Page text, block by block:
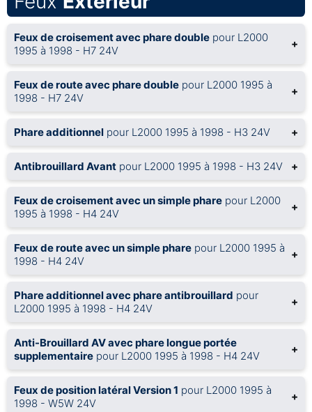
Feux de croisement avec phare double pour L2000
1995 à 1998 - H7 24V
+
Feux de route avec phare double pour L2000 1995 à
1998 - H7 24V
+
Phare additionnel pour L2000 1995 à 1998 - H3 24V +
Antibrouillard Avant pour L2000 1995 à 1998 - H3 24V +
Feux de croisement avec un simple phare pour L2000
1995 à 1998 - H4 24V
+
Feux de route avec un simple phare pour L2000 1995 à
1998 - H4 24V
+
Phare additionnel avec phare antibrouillard pour
L2000 1995 à 1998 - H4 24V
+
Anti-Brouillard AV avec phare longue portée
supplementaire pour L2000 1995 à 1998 - H4 24V +
Feux de position latéral Version 1 pour L2000 1995 à
1998 - W5W 24V
+